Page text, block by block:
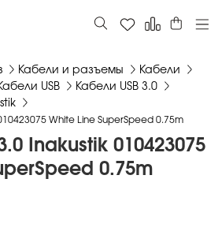
Кабели и разъемы
Кабели
USB
Кабели USB 3.0
White Line SuperSpeed 0.75m
Inakustik 010423075
0.75m